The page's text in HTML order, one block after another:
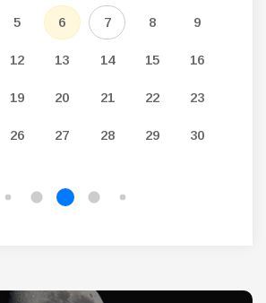
5 6 7 8 9
12 13 14 15 16
19 20 21 22 23
26 27 28 29 30